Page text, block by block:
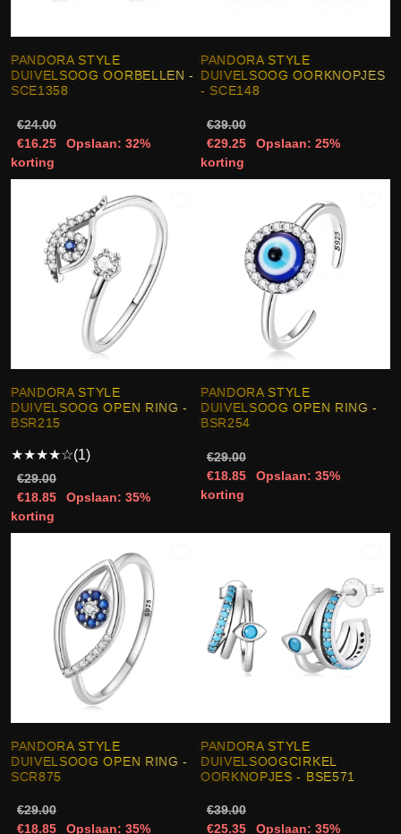
PANDORA STYLE
DUIVELSOOG OORBELLEN -
SCE1358
€24.00
€16.25
Opslaan: 32%
korting
PANDORA STYLE
DUIVELSOOG OORKNOPJES
- SCE148
€39.00
€29.25
Opslaan: 25%
korting
PANDORA STYLE
DUIVELSOOG OPEN RING -
BSR215
★★★★☆(1)
€29.00
€18.85
Opslaan: 35%
korting
PANDORA STYLE
DUIVELSOOG OPEN RING -
BSR254
€29.00
€18.85
Opslaan: 35%
korting
PANDORA STYLE
DUIVELSOOG OPEN RING -
SCR875
€29.00
€18.85
Opslaan: 35%
PANDORA STYLE
DUIVELSOOGCIRKEL
OORKNOPJES - BSE571
€39.00
€25.35
Opslaan: 35%